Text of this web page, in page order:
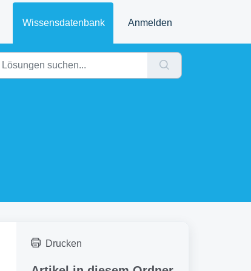
Wissensdatenbank Anmelden
Drucken